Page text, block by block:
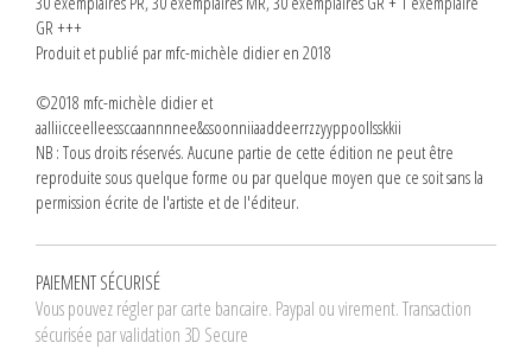
GR +++
Produit et publié par mfc-michèle didier en 2018
©2018 mfc-michèle didier et
aalliicceelleessccaannnnee&ssoonniiaaddeerrzzyyppoollsskkii
NB : Tous droits réservés. Aucune partie de cette édition ne peut être
reproduite sous quelque forme ou par quelque moyen que ce soit sans la
permission écrite de l'artiste et de l'éditeur.
PAIEMENT SÉCURISÉ
Vous pouvez régler par carte bancaire. Paypal ou virement. Transaction
sécurisée par validation 3D Secure